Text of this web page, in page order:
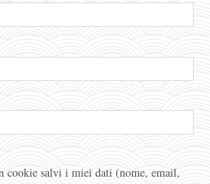
cookie salvi i miei dati (nome, email,